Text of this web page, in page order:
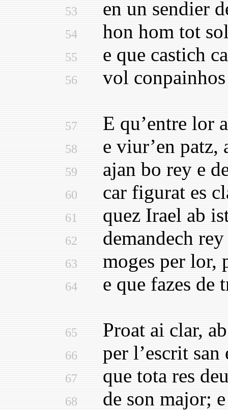
53 en un sendier
54 hon hom tot
55 e que castich
56 vol conpainhos
57 E qu’entre lor
58 e viur’en patz,
59 ajan bo rey e de
60 car figurat es
61 quez Irael ab
62 demandech rey
63 moges per lor,
64 e que fazes de
65 Proat ai clar, ab
66 per l’escrit san
67 que tota res
68 de son major; e